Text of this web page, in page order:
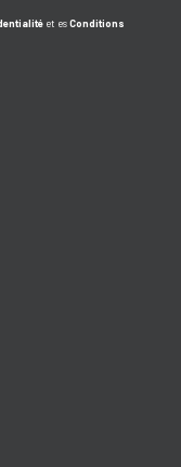
et esConditions